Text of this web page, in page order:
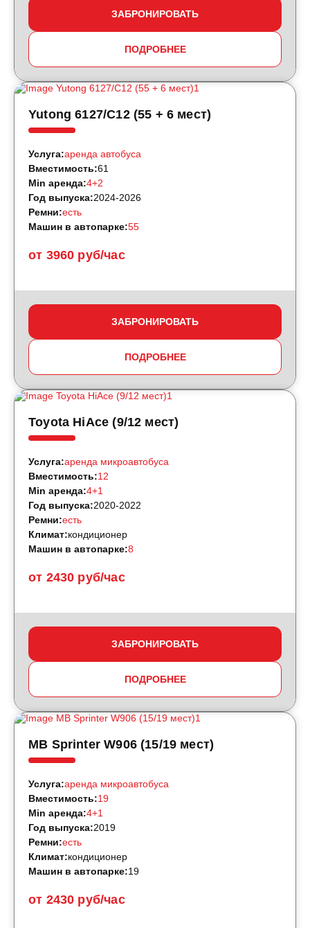
ЗАБРОНИРОВАТЬ
ПОДРОБНЕЕ
Yutong 6127/С12 (55 + 6 мест)
от 3960 руб/час
Услуга:аренда автобуса
Вместимость:61
Min аренда:4+2
Год выпуска:2024-2026
Ремни:есть
Машин в автопарке:55
ЗАБРОНИРОВАТЬ
ПОДРОБНЕЕ
Toyota HiAce (9/12 мест)
от 2430 руб/час
Услуга:аренда микроавтобуса
Вместимость:12
Min аренда:4+1
Год выпуска:2020-2022
Ремни:есть
Климат:кондиционер
Машин в автопарке:8
ЗАБРОНИРОВАТЬ
ПОДРОБНЕЕ
MB Sprinter W906 (15/19 мест)
от 2430 руб/час
Услуга:аренда микроавтобуса
Вместимость:19
Min аренда:4+1
Год выпуска:2019
Ремни:есть
Климат:кондиционер
Машин в автопарке:19